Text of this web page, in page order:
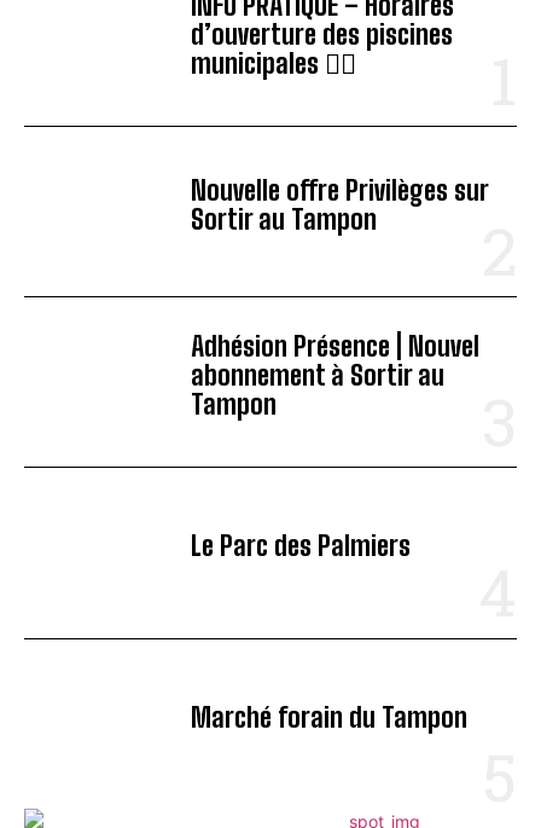
d’ouverture des piscines
municipales 🏊‍♂️
Nouvelle offre Privilèges sur
Sortir au Tampon
Adhésion Présence | Nouvel
abonnement à Sortir au
Tampon
Le Parc des Palmiers
Marché forain du Tampon